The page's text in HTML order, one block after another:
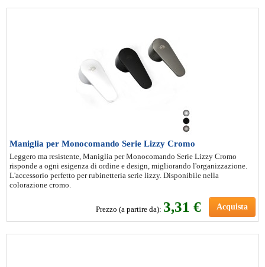
Maniglia per Monocomando Serie Lizzy Cromo
Leggero ma resistente, Maniglia per Monocomando Serie Lizzy Cromo
risponde a ogni esigenza di ordine e design, migliorando l'organizzazione.
L'accessorio perfetto per rubinetteria serie lizzy. Disponibile nella
colorazione cromo.
Prezzo (a partire da): 3,31 € Acquista